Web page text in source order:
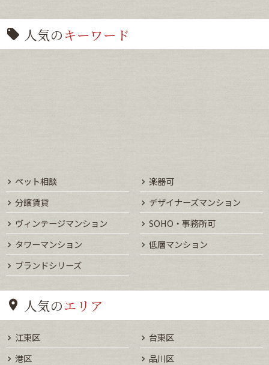
人気のキーワード
ペット相談
楽器可
分譲賃貸
デザイナーズマンション
ヴィンテージマンション
SOHO・事務所可
タワーマンション
低層マンション
ブランドシリーズ
人気のエリア
江東区
台東区
港区
品川区